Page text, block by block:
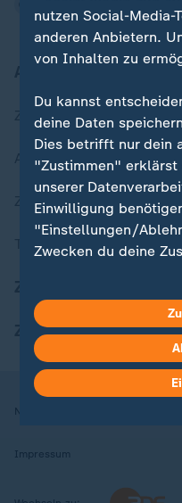
Zuletzt veröffentlicht
Aktuelle Sendungs-
ZDFheute Stories
Themen im Überblick
ZDFheute Apps
Nutzungsbedingungen
Impressum
nutzen Social-Media-
anderen Anbietern.
von Inhalten zu
Du kannst
deine Daten
Dies betrifft nur dein
"Zustimmen" erklärst
unserer
Einwilligung
"Einstellungen/
Zwecken du deine
in deinen
Hier findest du das
Weitere